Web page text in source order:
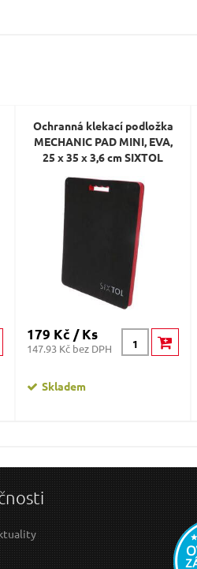
dotaz
Ochranná klekací podložka
MECHANIC PAD MINI, EVA,
25 x 35 x 3,6 cm SIXTOL
179 Kč / Ks
147.93 Kč bez DPH
Skladem